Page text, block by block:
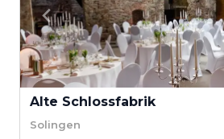
Alte Schlossfabrik
Solingen